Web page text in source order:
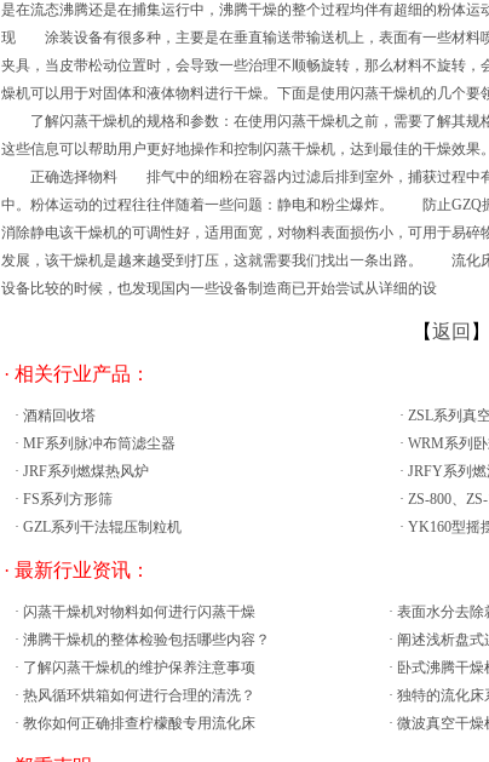
是在流态沸腾还是在捕集运行中，沸腾干燥的整个过程均伴有超细的
现 涂装设备有很多种，主要是在垂直输送带输送机上，表面有一些材料
夹具，当皮带松动位置时，会导致一些治理不顺畅旋转，那么材料不
燥机可以用于对固体和液体物料进行干燥。下面是使用闪蒸干燥机的几个要
了解闪蒸干燥机的规格和参数：在使用闪蒸干燥机之前，需要了解其规
这些信息可以帮助用户更好地操作和控制闪蒸干燥机，达到最佳的干燥效果。
正确选择物料 排气中的细粉在容器内过滤后排到室外，捕获过程中有
中。粉体运动的过程往往伴随着一些问题：静电和粉尘爆炸。 防止
消除静电该干燥机的可调性好，适用面宽，对物料表面损伤小，可用于易
发展，该干燥机是越来越受到打压，这就需要我们找出一条出路。 流
设备比较的时候，也发现国内一些设备制造商已开始尝试从详细的设
【返回 】
· 相关行业产品：
· 酒精回收塔 · ZSL系列真
· MF系列脉冲布筒滤尘器 · WRM系列
· JRF系列燃煤热风炉 · JRFY系列
· FS系列方形筛 · ZS-800、
· GZL系列干法辊压制粒机 · YK160型摇
· 最新行业资讯：
· 闪蒸干燥机对物料如何进行闪蒸干燥 · 表面水分去除
· 沸腾干燥机的整体检验包括哪些内容？ · 阐述浅析盘
· 了解闪蒸干燥机的维护保养注意事项 · 卧式沸腾干
· 热风循环烘箱如何进行合理的清洗？ · 独特的流化床
· 教你如何正确排查柠檬酸专用流化床 · 微波真空干燥